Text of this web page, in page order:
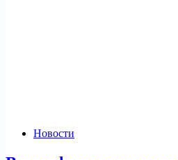
Новости